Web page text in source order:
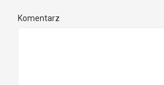
Komentarz